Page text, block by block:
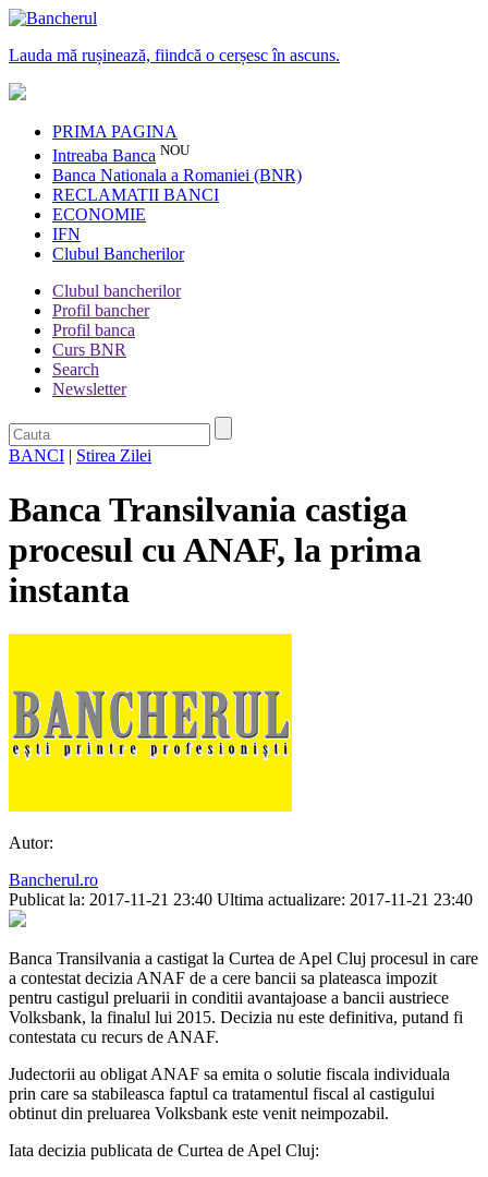
Lauda mă rușinează, fiindcă o cerșesc în ascuns.
PRIMA PAGINA
Intreaba Banca NOU
Banca Nationala a Romaniei (BNR)
RECLAMATII BANCI
ECONOMIE
IFN
Clubul Bancherilor
Clubul bancherilor
Profil bancher
Profil banca
Curs BNR
Search
Newsletter
BANCI | Stirea Zilei
Banca Transilvania castiga
procesul cu ANAF, la prima
instanta
Autor:
Bancherul.ro
Publicat la: 2017-11-21 23:40 Ultima actualizare: 2017-11-21 23:40
Banca Transilvania a castigat la Curtea de Apel Cluj procesul in care
a contestat decizia ANAF de a cere bancii sa plateasca impozit
pentru castigul preluarii in conditii avantajoase a bancii austriece
Volksbank, la finalul lui 2015. Decizia nu este definitiva, putand fi
contestata cu recurs de ANAF.
Judectorii au obligat ANAF sa emita o solutie fiscala individuala
prin care sa stabileasca faptul ca tratamentul fiscal al castigului
obtinut din preluarea Volksbank este venit neimpozabil.
Iata decizia publicata de Curtea de Apel Cluj: